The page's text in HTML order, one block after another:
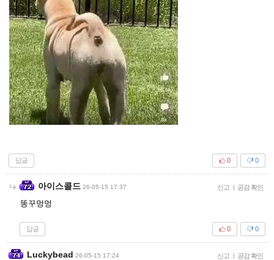
답글 0
0
아이스콜드 26-05-15 17:37 신고 | 공감 확인
똥꾸멍멍
답글 0
0
Luckybead 26-05-15 17:24 신고 | 공감 확인